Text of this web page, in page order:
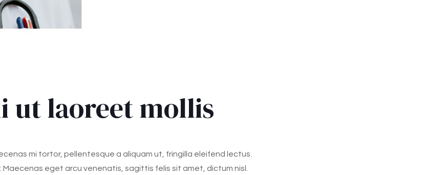
ut laoreet mollis
mi tortor, pellentesque a aliquam ut, fringilla eleifend lectus.
eget arcu venenatis, sagittis felis sit amet, dictum nisl.